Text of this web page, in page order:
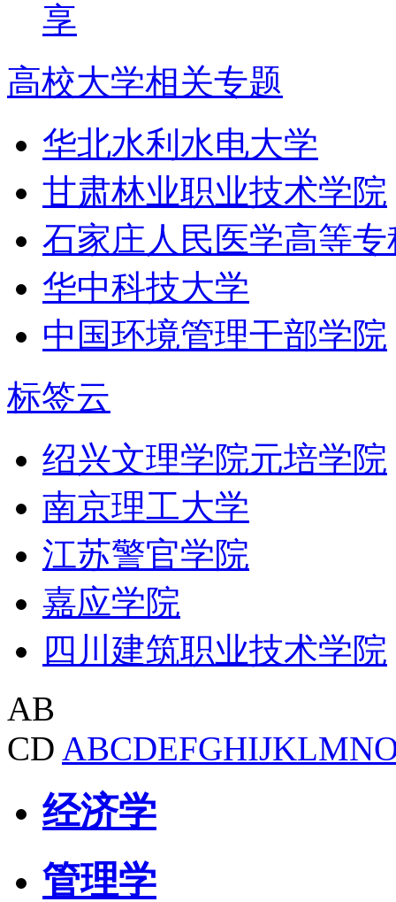
享
高校大学相关专题
华北水利水电大学
甘肃林业职业技术学院
石家庄人民医学高等
华中科技大学
中国环境管理干部学院
标签云
绍兴文理学院元培学院
南京理工大学
江苏警官学院
嘉应学院
四川建筑职业技术学院
AB
CD ABCDEFGHIJKLMN
经济学
管理学